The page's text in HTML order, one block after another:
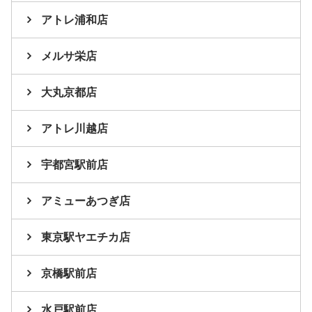
アトレ浦和店
メルサ栄店
大丸京都店
アトレ川越店
宇都宮駅前店
アミューあつぎ店
東京駅ヤエチカ店
京橋駅前店